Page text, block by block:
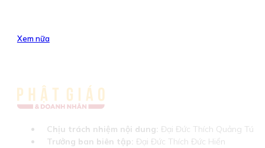
Xem nữa
Chịu trách nhiệm nội dung: Đại Đức Thích Quảng Tú
Trưởng ban biên tập: Đại Đức Thích Đức Hiển